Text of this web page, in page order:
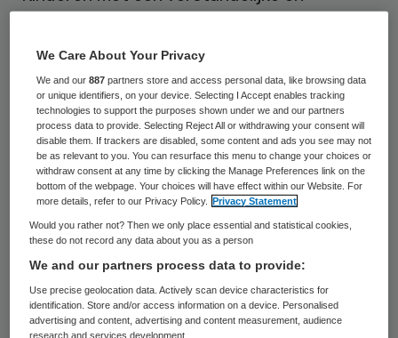
genoeg aandacht voor hun ontwikkeling.
Dat heeft staatssecretaris Jet
Bussemaker van Volksgezondheid dinsdag
gezegd.
AWBZ-regels
Bussemaker past sinds kort de regels voor
de AWBZ (Algemene Wet Bijzondere
Ziektekosten) strenger toe. Hierdoor kan
geld bedoeld voor de zorg van
We Care About Your Privacy
We and our887 partners store and access personal data, like browsing data
or unique identifiers, on your device. Selecting I Accept enables tracking
technologies to support the purposes shown under we and our partners
process data to provide. Selecting Reject All or withdrawing your consent will
disable them. If trackers are disabled, some content and ads you see may not
be as relevant to you. You can resurface this menu to change your choices or
withdraw consent at any time by clicking the Manage Preferences link on the
bottom of the webpage. Your choices will have effect within our Website. For
more details, refer to our Privacy Policy.
Privacy Statement
Would you rather not? Then we only place essential and statistical cookies,
these do not record any data about you as a person
We and our partners process data to provide:
Use precise geolocation data. Actively scan device characteristics for
identification. Store and/or access information on a device. Personalised
advertising and content, advertising and content measurement, audience
research and services development.